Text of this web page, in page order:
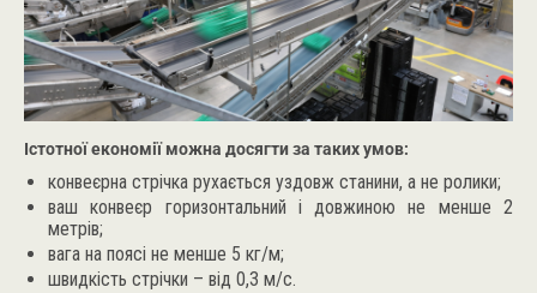
Істотної економії можна досягти за таких умов:
конвеєрна стрічка рухається уздовж станини, а не ролики;
ваш конвеєр горизонтальний і довжиною не менше 2
метрів;
вага на поясі не менше 5 кг/м;
швидкість стрічки – від 0,3 м/с.